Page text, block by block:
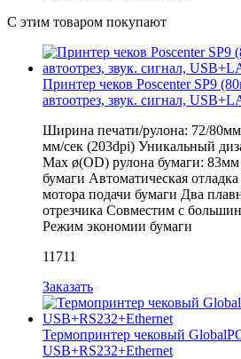
С этим товаром покупают
Принтер чеков Poscenter SP9
автоотрез, звук. сигнал,
Ширина печати/рулона: 72/
мм/сек (203dpi) Уникальный
Мах ø(OD) рулона бумаги: 83мм
бумаги Автоматическая
мотора подачи бумаги Два
отрезчика Совместим с
Режим экономии бумаги
11711
Заказать
Термопринтер чековый
USB+RS232+Ethernet